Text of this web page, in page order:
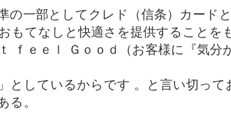
一部としてクレド（信条）カード
もてなしと快適さを提供することを
ｆｅｅｌ Ｇｏｏｄ（お客様に『気
しているからです 。と言い切って
る。